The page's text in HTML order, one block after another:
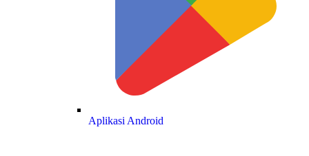
Aplikasi Android